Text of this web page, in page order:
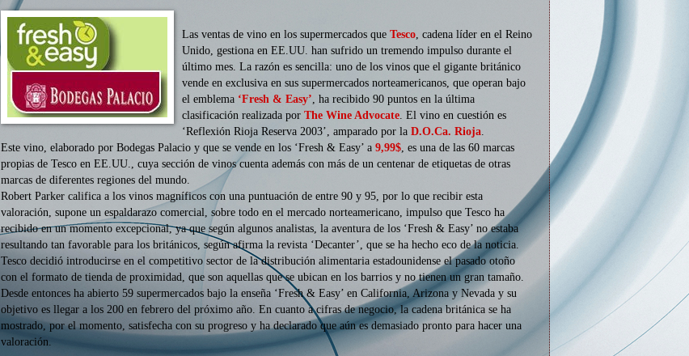
Las ventas de vino en los supermercados que Tesco , cadena líder en el Reino
Unido, gestiona en EE.UU. han sufrido un tremendo impulso durante el
último mes. La razón es sencilla: uno de los vinos que el gigante británico
vende en exclusiva en sus supermercados norteamericanos, que operan bajo
el emblema ‘Fresh & Easy’ , ha recibido 90 puntos en la última
clasificación realizada por The Wine Advocate . El vino en cuestión es
‘Reflexión Rioja Reserva 2003’, amparado por la D.O.Ca. Rioja
Este vino, elaborado por Bodegas Palacio y que se vende en los ‘Fresh & Easy’ a 9,99$ , es una de las 60 marcas
propias de Tesco en EE.UU., cuya sección de vinos cuenta además con más de un centenar de etiquetas de otras
marcas de diferentes regiones del mundo.
Robert Parker califica a los vinos magníficos con una puntuación de entre 90 y 95, por lo que recibir esta
valoración, supone un espaldarazo comercial, sobre todo en el mercado norteamericano, impulso que Tesco ha
recibido en un momento excepcional, ya que según algunos analistas, la aventura de los ‘Fresh & Easy’ no estaba
resultando tan favorable para los británicos, según afirma la revista ‘Decanter’, que se ha hecho eco de la noticia.
Tesco decidió introducirse en el competitivo sector de la distribución alimentaria estadounidense el pasado otoño
con el formato de tienda de proximidad, que son aquellas que se ubican en los barrios y no tienen un gran tamaño.
Desde entonces ha abierto 59 supermercados bajo la enseña ‘Fresh & Easy’ en California, Arizona y Nevada y su
objetivo es llegar a los 200 en febrero del próximo año. En cuanto a cifras de negocio, la cadena británica se ha
mostrado, por el momento, satisfecha con su progreso y ha declarado que aún es demasiado pronto para hacer una
valoración.